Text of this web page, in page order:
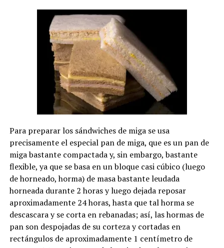
Para preparar los sándwiches de miga se usa
precisamente el especial pan de miga, que es un pan de
miga bastante compactada y, sin embargo, bastante
flexible, ya que se basa en un bloque casi cúbico (luego
de horneado, horma) de masa bastante leudada
horneada durante 2 horas y luego dejada reposar
aproximadamente 24 horas, hasta que tal horma se
descascara y se corta en rebanadas; así, las hormas de
pan son despojadas de su corteza y cortadas en
rectángulos de aproximadamente 1 centímetro de